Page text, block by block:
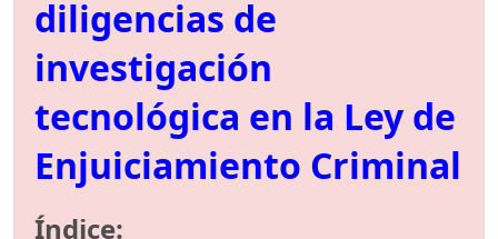
diligencias de
investigación
tecnológica en la Ley de
Enjuiciamiento Criminal
Índice: